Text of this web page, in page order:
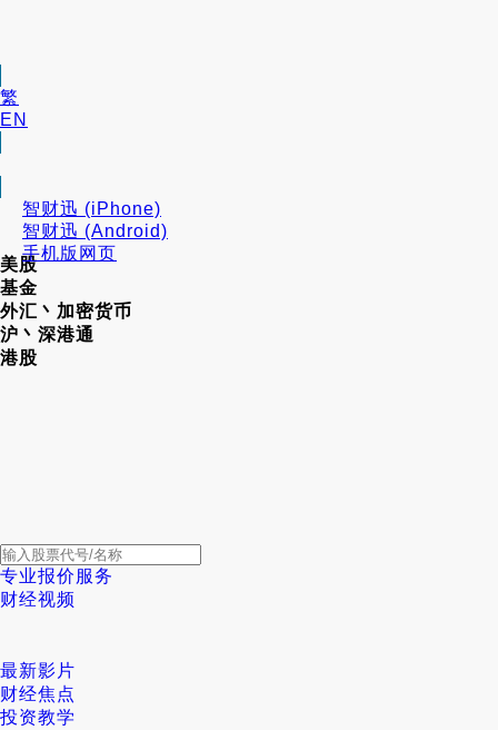
繁
EN
智财迅 (iPhone)
智财迅 (Android)
手机版网页
美股
基金
外汇丶加密货币
沪丶深港通
港股
专业报价服务
财经视频
最新影片
财经焦点
投资教学